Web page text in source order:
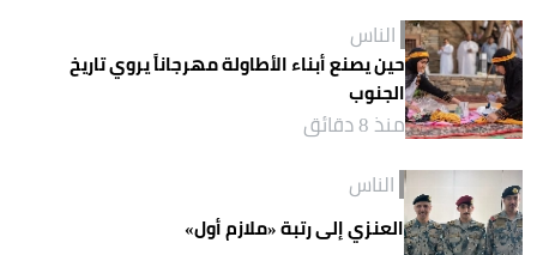
الناس
حين يصنع أبناء الأطاولة مهرجاناً يروي تاريخ
الجنوب
منذ 8 دقائق
الناس
العنزي إلى رتبة «ملازم أول»